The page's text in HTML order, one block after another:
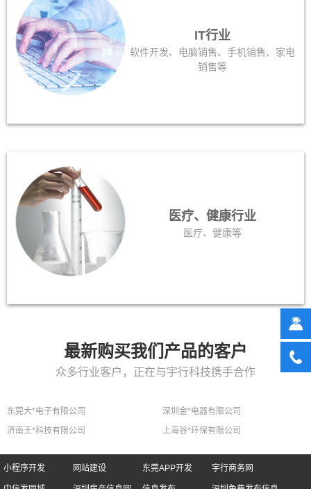
IT行业
软件开发、电脑销售、手机销售、家电
销售等
医疗、健康行业
医疗、健康等
最新购买我们产品的客户
众多行业客户，正在与宇行科技携手合作
东莞大*电子有限公司
深圳金*电器有限公司
济南王*科技有限公司
上海谷*环保有限公司
小程序开发 网站建设 东莞APP开发 宇行商务网